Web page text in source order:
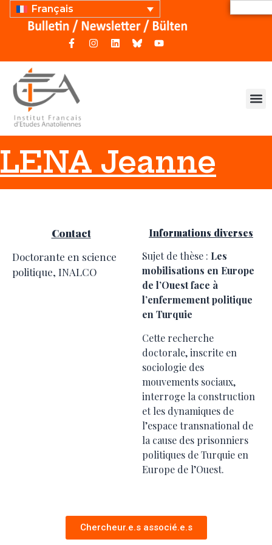
Français
LENA Jeanne
Contact
Doctorante en science
politique, INALCO
Informations diverses
Sujet de thèse : Les
mobilisations en Europe
de l’Ouest face à
l’enfermement politique
en Turquie
Cette recherche
doctorale, inscrite en
sociologie des
mouvements sociaux,
interroge la construction
et les dynamiques de
l’espace transnational de
la cause des prisonniers
politiques de Turquie en
Europe de l’Ouest.
Chercheur.e.s associé.e.s